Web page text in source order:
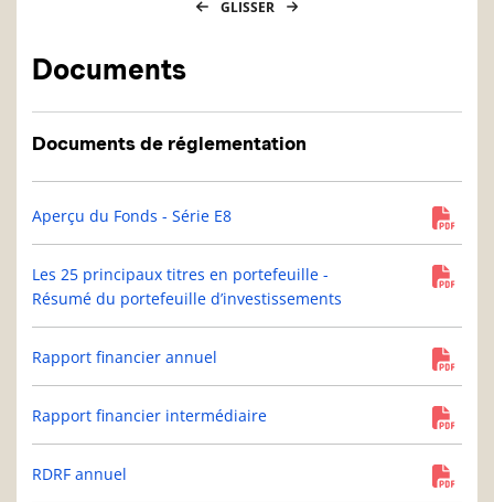
GLISSER
Documents
Documents de réglementation
Aperçu du Fonds - Série E8
Les 25 principaux titres en portefeuille -
Résumé du portefeuille d’investissements
Rapport financier annuel
Rapport financier intermédiaire
RDRF annuel